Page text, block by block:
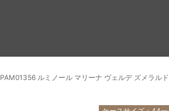
PAM01356 ルミノール マリーナ ヴェルデ ズメラルド